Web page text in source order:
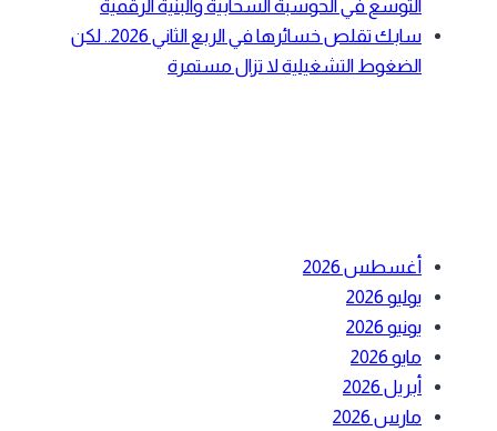
التوسع في الحوسبة السحابية والبنية الرقمية
سابك تقلص خسائرها في الربع الثاني 2026.. لكن
الضغوط التشغيلية لا تزال مستمرة
أغسطس 2026
يوليو 2026
يونيو 2026
مايو 2026
أبريل 2026
مارس 2026